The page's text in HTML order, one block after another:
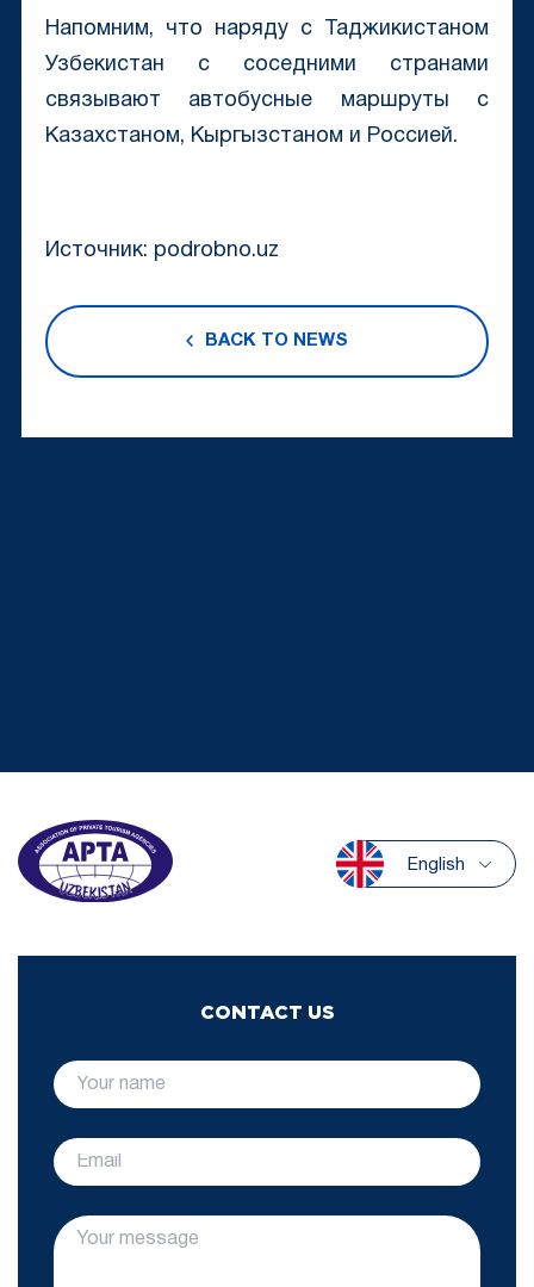
Напомним, что наряду с Таджикистаном
Узбекистан с соседними странами
связывают автобусные маршруты с
Казахстаном, Кыргызстаном и Россией.
Источник: podrobno.uz
BACK TO NEWS
English
CONTACT US